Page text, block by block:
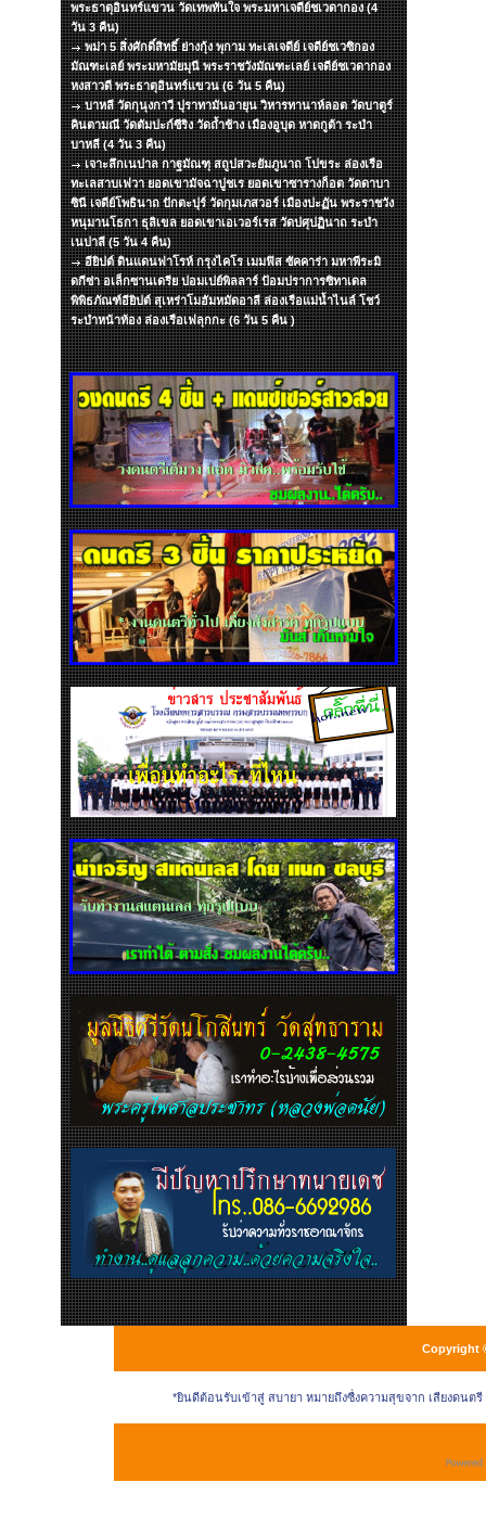
พระธาตุอินทร์แขวน วัดเทพทันใจ พระมหาเจดีย์ชเวดากอง (4
วัน 3 คืน)
พม่า 5 สิ่งศักดิ์สิทธิ์ ย่างกุ้ง พุกาม ทะเลเจดีย์ เจดีย์ชเวซิกอง
มัณฑะเลย์ พระมหามัยมุนี พระราชวังมัณฑะเลย์ เจดีย์ชเวดากอง
หงสาวดี พระธาตุอินทร์แขวน (6 วัน 5 คืน)
บาหลี วัดกุนุงกาวี ปุราทามันอายุน วิหารทานาห์ลอต วัดบาตูร์
คินตามณี วัดตัมปะก์ซีริง วัดถ้ำช้าง เมืองอูบุด หาดกูต้า ระบำ
บาหลี (4 วัน 3 คืน)
เจาะลึกเนปาล กาฐมัณฑุ สถูปสวะยัมภูนาถ โปขระ ล่องเรือ
ทะเลสาบเฟวา ยอดเขามัจฉาปูชเร ยอดเขาซารางก็อต วัดดาบา
ซินี เจดีย์โพธินาถ ปักตะปุร์ วัดกุมเภสวอร์ เมืองปะฏัน พระราชวัง
หนุมานโธกา ธุลิเขล ยอดเขาเอเวอร์เรส วัดปศุปฏินาถ ระบำ
เนปาลี (5 วัน 4 คืน)
อียิปต์ ดินแดนฟาโรห์ กรุงไคโร เมมฟิส ซัคคาร่า มหาพีระมิ
ดกีซ่า อเล็กซานเดรีย ปอมเปย์พิลลาร์ ป้อมปราการซิทาเดล
พิพิธภัณฑ์อียิปต์ สุเหร่าโมฮัมหมัดอาลี ล่องเรือแม่น้ำไนล์ โชว์
ระบำหน้าท้อง ล่องเรือเฟลุกกะ (6 วัน 5 คืน )
Copyright
*ยินดีต้อนรับเข้าสู่ สบายา หมายถึงซื่งความสุขจาก เสียงดน